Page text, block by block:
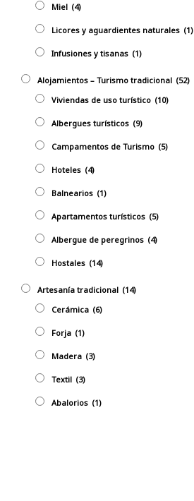
Miel (4)
Licores y aguardientes naturales (1)
Infusiones y tisanas (1)
Alojamientos – Turismo tradicional (52)
Viviendas de uso turístico (10)
Albergues turísticos (9)
Campamentos de Turismo (5)
Hoteles (4)
Balnearios (1)
Apartamentos turísticos (5)
Albergue de peregrinos (4)
Hostales (14)
Artesaní­a tradicional (14)
Cerámica (6)
Forja (1)
Madera (3)
Textil (3)
Abalorios (1)